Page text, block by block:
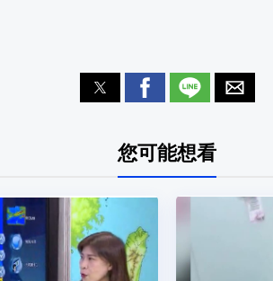
您可能想看